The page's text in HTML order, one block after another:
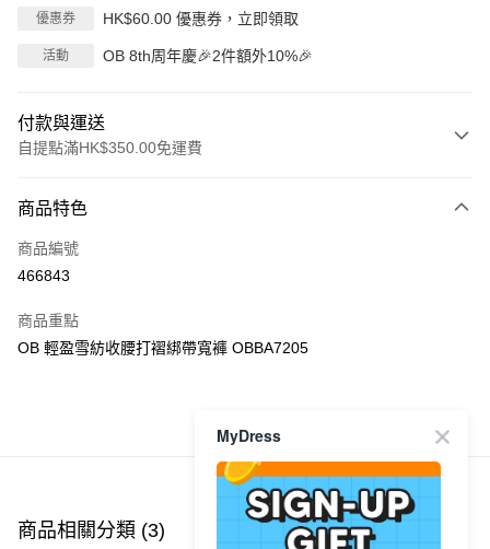
優惠券 HK$60.00 優惠券，立即領取
活動 OB 8th周年慶🎉2件額外10%🎉
付款與運送
自提點滿HK$350.00免運費
信用卡
Apple Pay
PayMe
每筆HK$40.00，滿HK$350.00或以上免運費
付款後順豐站及營業點
商品特色
商品編號
466843
商品重點
OB 輕盈雪紡收腰打褶綁帶寬褲 OBBA7205
商品推薦
商品相關分類 (3)
MyDress